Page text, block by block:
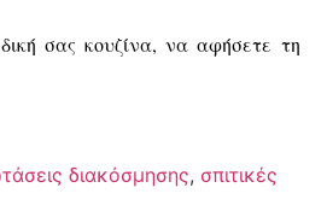
σας κουζίνα, να αφήσετε τη
διακόσμησης, σπιτικές